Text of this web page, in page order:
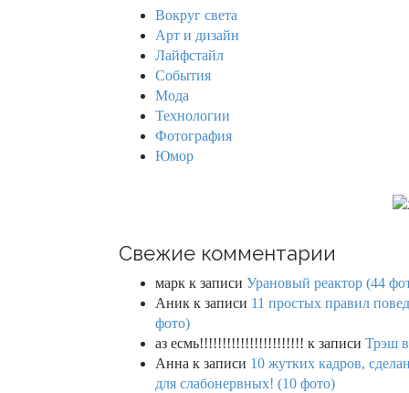
Вокруг света
Арт и дизайн
Лайфстайл
События
Мода
Технологии
Фотография
Юмор
Свежие комментарии
марк к записи Урановый реактор (44
Аник к записи 11 простых правил
фото)
аз есмь!!!!!!!!!!!!!!!!!!!!!!! к записи Трэш в
Анна к записи 10 жутких кадров,
для слабонервных! (10 фото)